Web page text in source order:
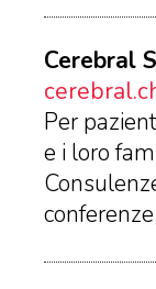
Cerebral
Per
e i loro